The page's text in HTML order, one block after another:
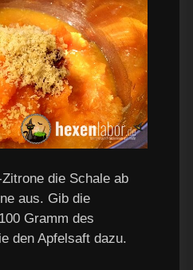
die Schale ab
aus. Gib die
Gramm des
den Apfelsaft dazu.